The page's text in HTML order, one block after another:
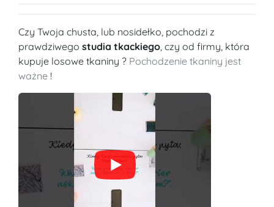
Czy Twoja chusta, lub nosidełko, pochodzi z
prawdziwego studia tkackiego, czy od firmy, która
kupuje losowe tkaniny ? Pochodzenie tkaniny jest
ważne !